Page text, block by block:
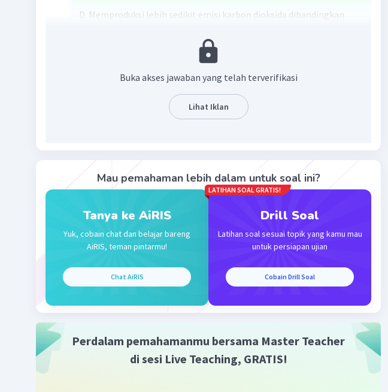
D. Memproduksi lebih sedikit emisi karbon dioksida dibandingkan
Penjelasan: Gas alam menghasilkan emisi karbon dioksida yang lebih
rendah daripada batu bara ketika dibakar untuk menghasilkan
energi. Hal ini membuat gas alam dianggap sebagai sumber energi
yang lebih bersih dan ramah lingkungan dalam hal emisi gas rumah
Level 1
Buka akses jawaban yang telah terverifikasi
Lihat Iklan
Mau pemahaman lebih dalam untuk soal ini?
Tanya ke AiRIS
Yuk, cobain chat dan belajar bareng
AiRIS, teman pintarmu!
Chat AiRIS
LATIHAN SOAL GRATIS!
Drill Soal
Latihan soal sesuai topik yang kamu mau
untuk persiapan ujian
Cobain Drill Soal
Perdalam pemahamanmu bersama Master Teacher
di sesi Live Teaching, GRATIS!